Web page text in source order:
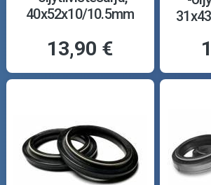
40x52x10/10.5mm
13,90 €